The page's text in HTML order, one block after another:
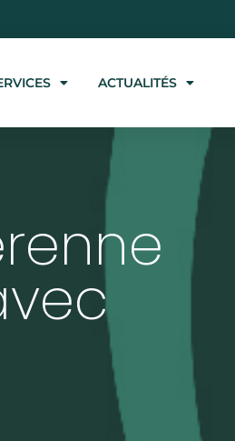
ACTUALITÉS